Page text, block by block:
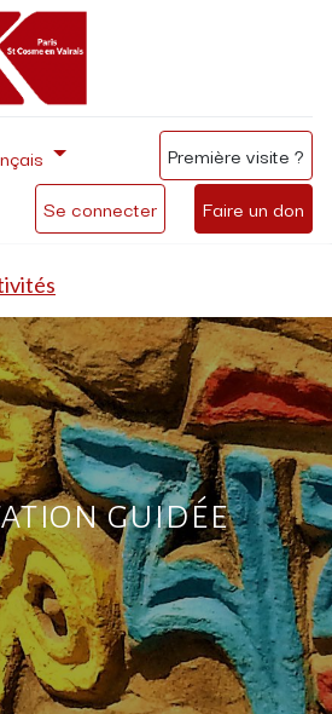
Se connecter Faire un don
Première visite ?
guidée